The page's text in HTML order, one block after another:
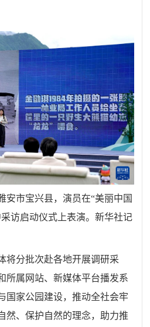
安市宝兴县，演员在“美丽中国
访启动仪式上表演。新华社记
将分批次赴各地开展调研采
所属网站、新媒体平台播发系
国家公园建设，推动全社会牢
然、保护自然的理念，助力推